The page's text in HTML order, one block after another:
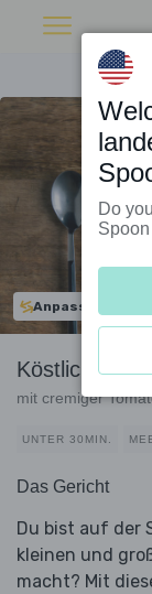
Anpassbar
Köstliche
mit cremiger
UNTER 30MIN.
Das Gericht
Du bist auf der
kleinen und
macht? Mit
Do